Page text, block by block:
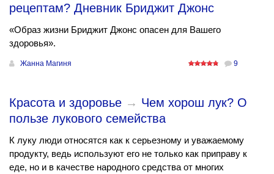
рецептам? Дневник Бриджит Джонс
«Образ жизни Бриджит Джонс опасен для Вашего
здоровья».
Жанна Магиня 9
Красота и здоровье → Чем хорош лук? О
пользе лукового семейства
К луку люди относятся как к серьезному и уважаемому
продукту, ведь используют его не только как приправу к
еде, но и в качестве народного средства от многих